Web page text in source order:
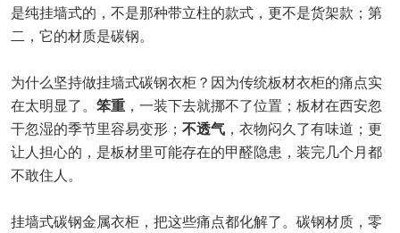
是纯挂墙式的，不是那种带立柱的款式，更不是货架款；第
二，它的材质是碳钢。
为什么坚持做挂墙式碳钢衣柜？因为传统板材衣柜的痛点实
在太明显了。 笨重 ，一装下去就挪不了位置；板材在西安忽
干忽湿的季节里容易变形； 不透气 ，衣物闷久了有味道；更
让人担心的，是板材里可能存在的甲醛隐患，装完几个月都
不敢住人。
挂墙式碳钢金属衣柜，把这些痛点都化解了。碳钢材质，零